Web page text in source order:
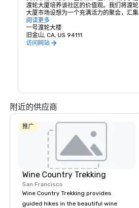
渡轮大厦培养该社区的价值观。我们将渡轮
大厦市场设想为一个充满活力的聚会，汇集
了当地农民、工匠生产商、独立拥有和经营
的食品企业及其所服务的客户。我们正在创
建一个由志同道合的人组成的社区，该社区
将：
为推广北加州世界一流的食品和葡萄酒产区
提供中心位置，并认识到葡萄酒与我们丰富
的地区美食的联系。
的区域联系，并支持振兴旧金山海滨。
作为庆祝当地文化和美食的社区聚会场所。
阅读更多
一号渡轮大楼
旧金山, CA, US 94111
访问网站
附近的供应商
推广
Wine Country Trekking
San Francisco
Wine Country Trekking provides
guided hikes in the beautiful wine